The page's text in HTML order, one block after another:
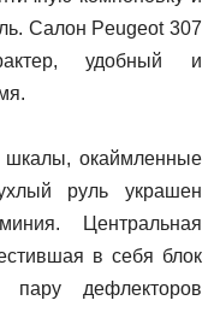
Салон Peugeot 307
удобный и
окаймленные
руль украшен
Центральная
в себя блок
пару дефлекторов